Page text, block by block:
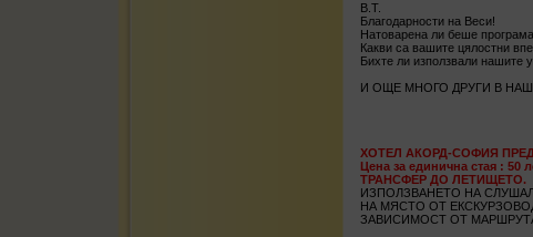
В.Т.
Благодарности на Веси!
Натоварена ли беше
Какви са вашите цялостни
Бихте ли използвали нашите
И ОЩЕ МНОГО ДРУГИ В
ХОТЕЛ АКОРД-СОФИЯ
Цена за единична стая : 50
ТРАНСФЕР ДО ЛЕТИЩЕТО.
ИЗПОЛЗВАНЕТО НА
НА МЯСТО ОТ
ЗАВИСИМОСТ ОТ